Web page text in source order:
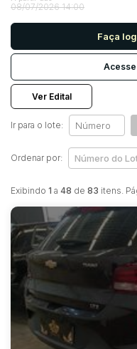
08/07/2026 14:00
Faça
Ver Edital
Exibindo 1 a 48 de 83 itens.
Ir para o lote:
Ordenar por: